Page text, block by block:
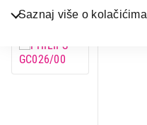
Saznaj više o kolačićima
Bela tehnika
IT & Gaming